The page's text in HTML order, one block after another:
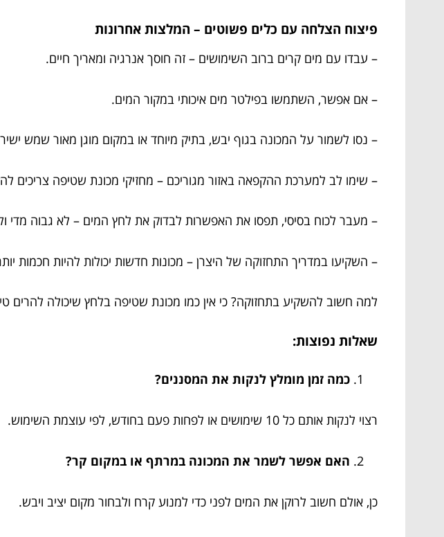
פיצוח הצלחה עם כלים פשוטים – המלצות אחרונות
– עבדו עם מים קרים ברוב השימושים – זה חוסך אנרגיה ומאריך חיים.
– אם אפשר, השתמשו בפילטר מים איכותי במקור המים.
– נסו לשמור על המכונה בגוף יבש, בתיק מיוחד או במקום מוגן מאור שמש
– שימו לב למערכת ההקפאה באזור מגוריכם – מחזיקי מכונת שטיפה צריכים
– מעבר לכוח בסיסי, תפסו את האפשרות לבדוק את לחץ המים – לא גבוה מדי
– השקיעו במדריך התחזוקה של היצרן – מכונות חדשות יכולות להיות חכמות
למה חשוב להשקיע בתחזוקה? כי אין כמו מכונת שטיפה בלחץ שיכולה
שאלות נפוצות:
כמה זמן מומלץ לנקות את המסננים?
רצוי לנקות אותם כל 10 שימושים או לפחות פעם בחודש, לפי עוצמת השימוש.
האם אפשר לשמר את המכונה במרתף או במקום קר?
כן, אולם חשוב לרוקן את המים לפני כדי למנוע קרח ולבחור מקום יציב ויבש.